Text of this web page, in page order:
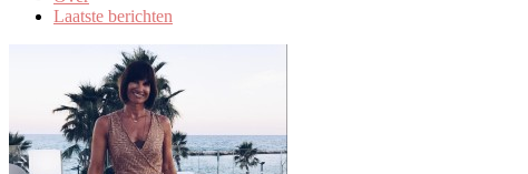
Laatste berichten